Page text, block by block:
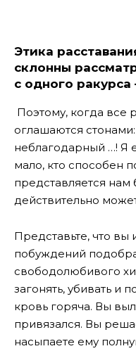
Этика
склонны
с одного ракурса
Поэтому, когда все
оглашаются
неблагодарный …! Я
мало, кто способен
представляется нам
действительно
Представьте, что
побуждений
свободолюбивого
загонять, убивать и
кровь горяча. Вы
привязался. Вы
насыпаете ему